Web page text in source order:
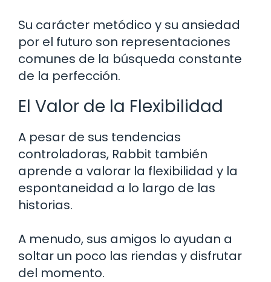
Su carácter metódico y su ansiedad
por el futuro son representaciones
comunes de la búsqueda constante
de la perfección.
El Valor de la Flexibilidad
A pesar de sus tendencias
controladoras, Rabbit también
aprende a valorar la flexibilidad y la
espontaneidad a lo largo de las
historias.
A menudo, sus amigos lo ayudan a
soltar un poco las riendas y disfrutar
del momento.